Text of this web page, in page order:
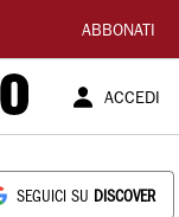
ABBONATI
ACCEDI
SEGUICI SU DISCOVER